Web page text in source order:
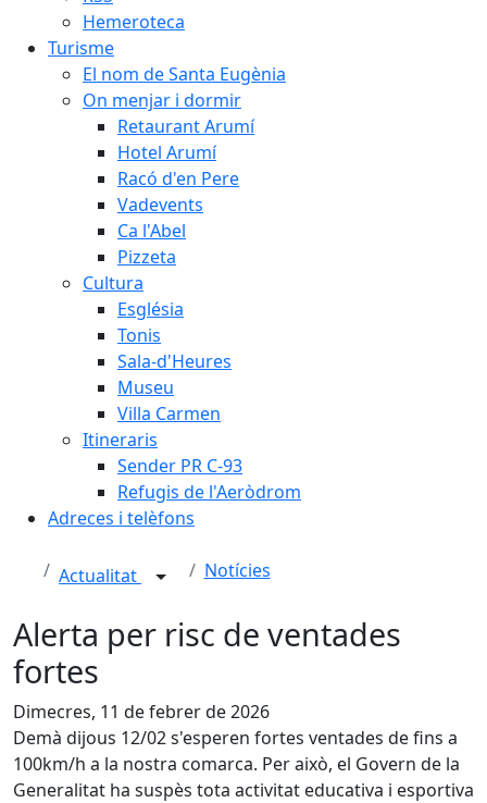
Hemeroteca
Turisme
El nom de Santa Eugènia
On menjar i dormir
Retaurant Arumí
Hotel Arumí
Racó d'en Pere
Vadevents
Ca l'Abel
Pizzeta
Cultura
Església
Tonis
Sala-d'Heures
Museu
Villa Carmen
Itineraris
Sender PR C-93
Refugis de l'Aeròdrom
Adreces i telèfons
Actualitat Notícies
Alerta per risc de ventades
fortes
Dimecres, 11 de febrer de 2026
Demà dijous 12/02 s'esperen fortes ventades de fins a
100km/h a la nostra comarca. Per això, el Govern de la
Generalitat ha suspès tota activitat educativa i esportiva